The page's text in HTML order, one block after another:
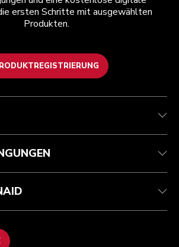
ersten Schritte mit ausgewählten
Produkten.